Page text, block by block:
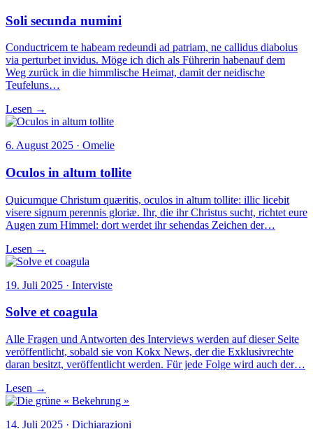
Soli secunda numini
Conductricem te habeam redeundi ad patriam, ne callidus diabolus
via perturbet invidus. Möge ich dich als Führerin habenauf dem
Weg zurück in die himmlische Heimat, damit der neidische
Teufeluns…
Lesen →
6. August 2025 · Omelie
Oculos in altum tollite
Quicumque Christum quæritis, oculos in altum tollite: illic licebit
visere signum perennis gloriæ. Ihr, die ihr Christus sucht, richtet eure
Augen zum Himmel: dort werdet ihr sehendas Zeichen der…
Lesen →
19. Juli 2025 · Interviste
Solve et coagula
Alle Fragen und Antworten des Interviews werden auf dieser Seite
veröffentlicht, sobald sie von Kokx News, der die Exklusivrechte
daran besitzt, veröffentlicht werden. Für jede Folge wird auch der…
Lesen →
14. Juli 2025 · Dichiarazioni